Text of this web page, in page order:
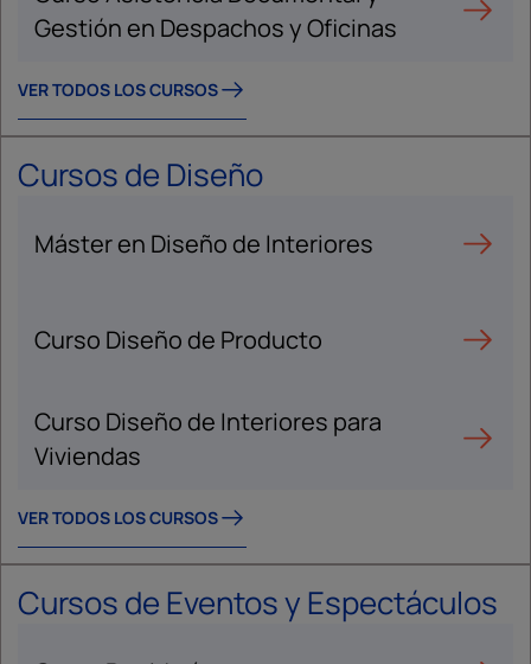
Gestión en Despachos y Oficinas
VER TODOS LOS CURSOS
Cursos de Diseño
Máster en Diseño de Interiores
Curso Diseño de Producto
Curso Diseño de Interiores para
Viviendas
VER TODOS LOS CURSOS
Cursos de Eventos y Espectáculos